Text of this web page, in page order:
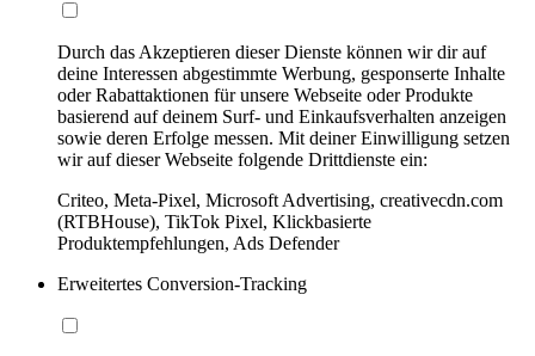
Durch das Akzeptieren dieser Dienste können wir dir auf
deine Interessen abgestimmte Werbung, gesponserte Inhalte
oder Rabattaktionen für unsere Webseite oder Produkte
basierend auf deinem Surf- und Einkaufsverhalten anzeigen
sowie deren Erfolge messen. Mit deiner Einwilligung setzen
wir auf dieser Webseite folgende Drittdienste ein:
Criteo, Meta-Pixel, Microsoft Advertising, creativecdn.com
(RTBHouse), TikTok Pixel, Klickbasierte
Produktempfehlungen, Ads Defender
Erweitertes Conversion-Tracking